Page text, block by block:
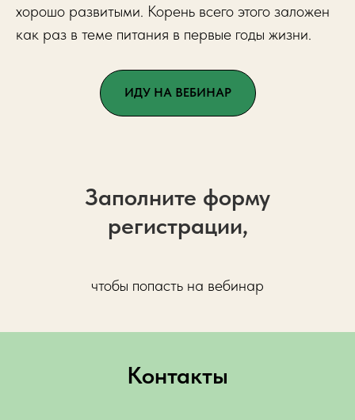
хорошо развитыми. Корень всего этого заложен
как раз в теме питания в первые годы жизни.
ИДУ НА ВЕБИНАР
Заполните форму
регистрации,
чтобы попасть на вебинар
Контакты